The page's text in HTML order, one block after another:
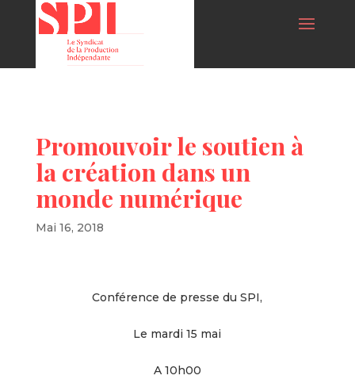
Promouvoir le soutien à
la création dans un
monde numérique
Mai 16, 2018
Conférence de presse du SPI,
Le mardi 15 mai
A 10h00